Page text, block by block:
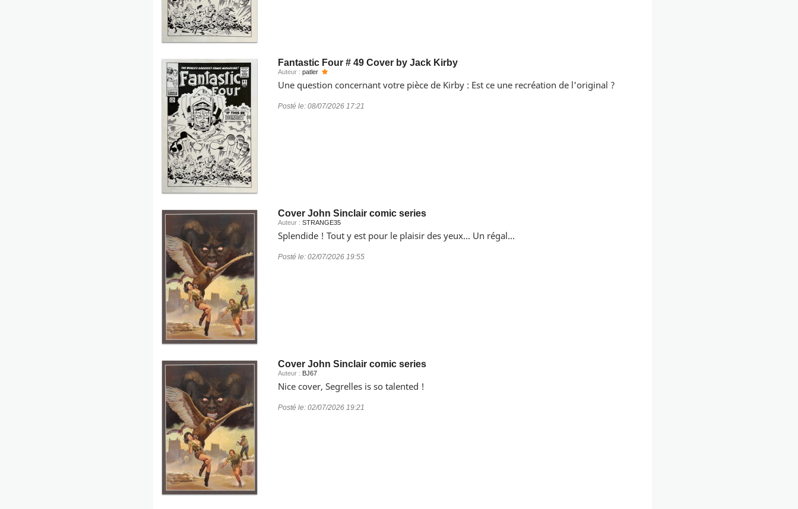
Fantastic Four # 49 Cover by Jack Kirby
Auteur : patler
Une question concernant votre pièce de Kirby : Est ce une recréation de l'original ?
Posté le: 08/07/2026 17:21
Cover John Sinclair comic series
Auteur : STRANGE35
Splendide ! Tout y est pour le plaisir des yeux... Un régal...
Posté le: 02/07/2026 19:55
Cover John Sinclair comic series
Auteur : BJ67
Nice cover, Segrelles is so talented !
Posté le: 02/07/2026 19:21